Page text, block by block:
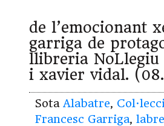
de l’emocionant
garriga de
llibreria NoLlegiu
i xavier vidal.
Sota Alabatre,
Francesc Garriga,